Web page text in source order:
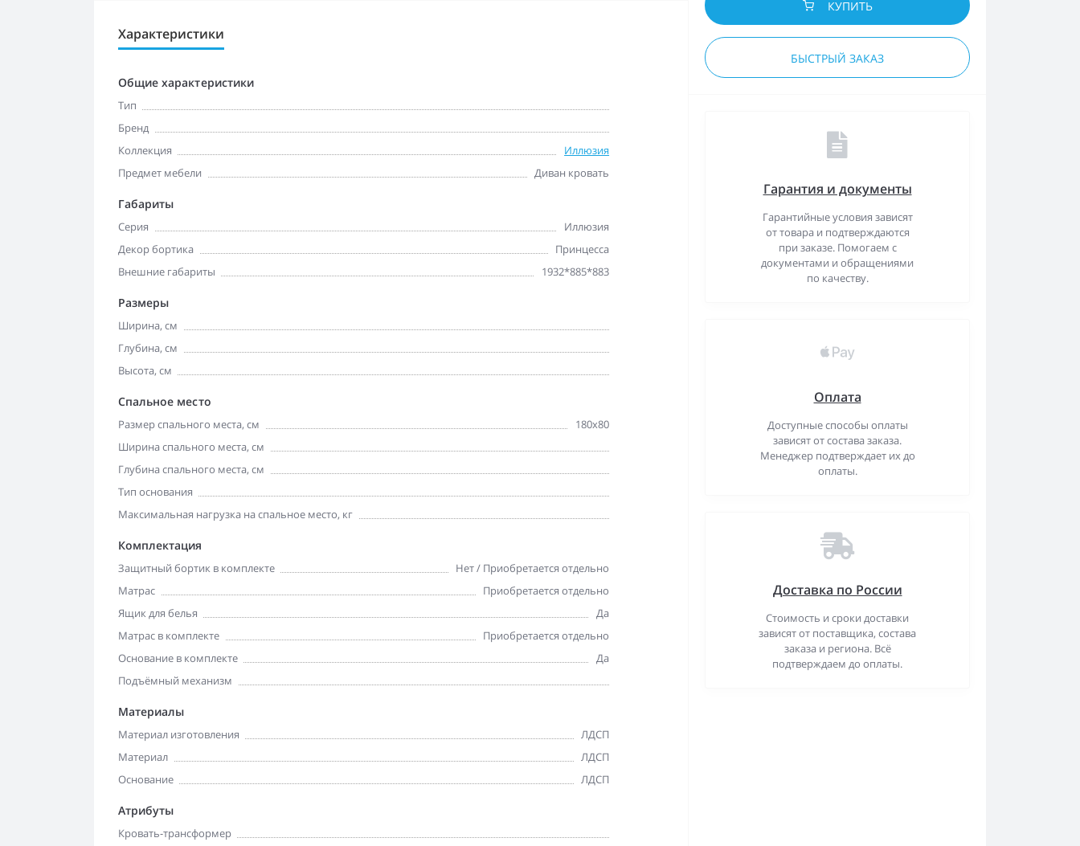
Характеристики
Общие характеристики
Тип
Бренд
Коллекция
Иллюзия
Предмет мебели
Диван кровать
Габариты
Серия
Иллюзия
Декор бортика
Принцесса
Внешние габариты
1932*885*883
Размеры
Ширина, см
Глубина, см
Высота, см
Спальное место
Размер спального места, см
180х80
Ширина спального места, см
Глубина спального места, см
Тип основания
Максимальная нагрузка на спальное место, кг
Комплектация
Защитный бортик в комплекте
Нет / Приобретается отдельно
Матрас
Приобретается отдельно
Ящик для белья
Да
Матрас в комплекте
Приобретается отдельно
Основание в комплекте
Да
Подъёмный механизм
Материалы
Материал изготовления
ЛДСП
Материал
ЛДСП
Основание
ЛДСП
Атрибуты
Кровать-трансформер
КУПИТЬ
БЫСТРЫЙ ЗАКАЗ
Гарантия и документы
Гарантийные условия зависят
от товара и подтверждаются
при заказе. Помогаем с
документами и обращениями
по качеству.
Оплата
Доступные способы оплаты
зависят от состава заказа.
Менеджер подтверждает их до
оплаты.
Доставка по России
Стоимость и сроки доставки
зависят от поставщика, состава
заказа и региона. Всё
подтверждаем до оплаты.